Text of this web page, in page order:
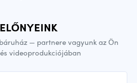
ELŐNYEINK
— partnere vagyunk az Ön
videoprodukciójában